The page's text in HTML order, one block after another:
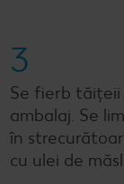
3
Se fierb
ambalaj. Se
în
cu ulei de